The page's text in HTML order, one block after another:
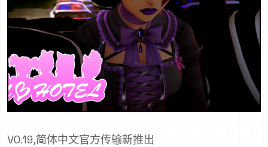
V0.19,简体中文官方传输新推出